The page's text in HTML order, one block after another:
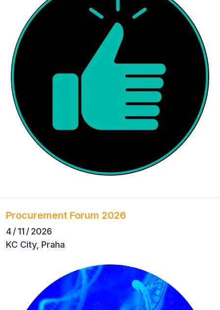
Procurement Forum 2026
4 / 11 / 2026
KC City, Praha